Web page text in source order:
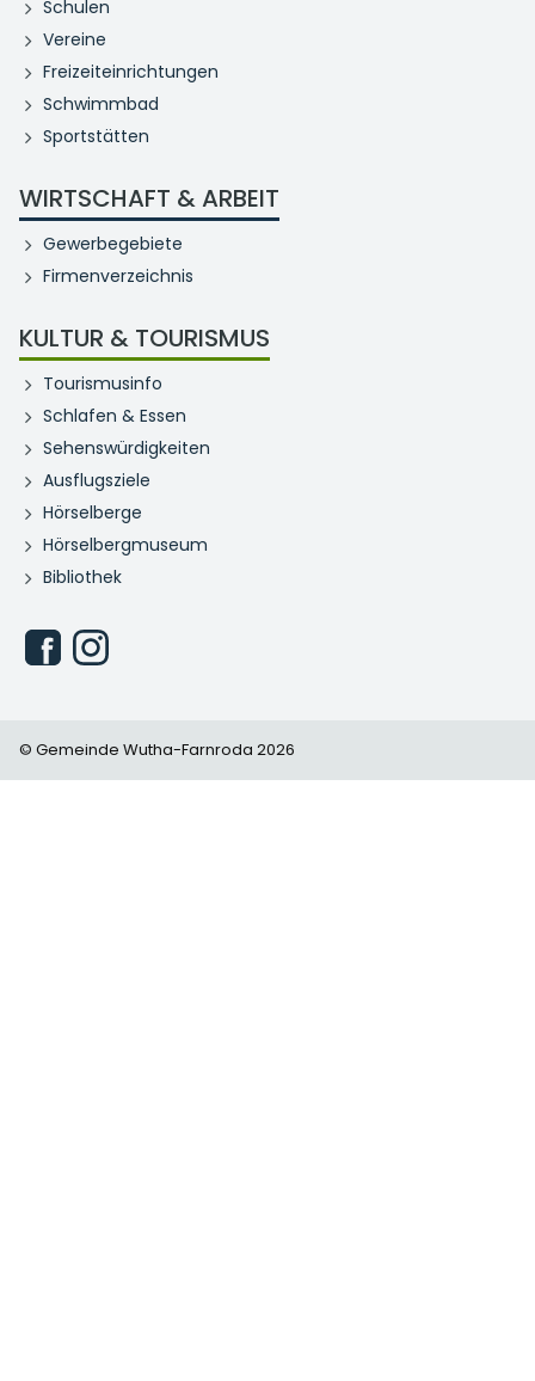
Schulen
Vereine
Freizeiteinrichtungen
Schwimmbad
Sportstätten
WIRTSCHAFT & ARBEIT
Gewerbegebiete
Firmenverzeichnis
KULTUR & TOURISMUS
Tourismusinfo
Schlafen & Essen
Sehenswürdigkeiten
Ausflugsziele
Hörselberge
Hörselbergmuseum
Bibliothek
© Gemeinde Wutha-Farnroda 2026